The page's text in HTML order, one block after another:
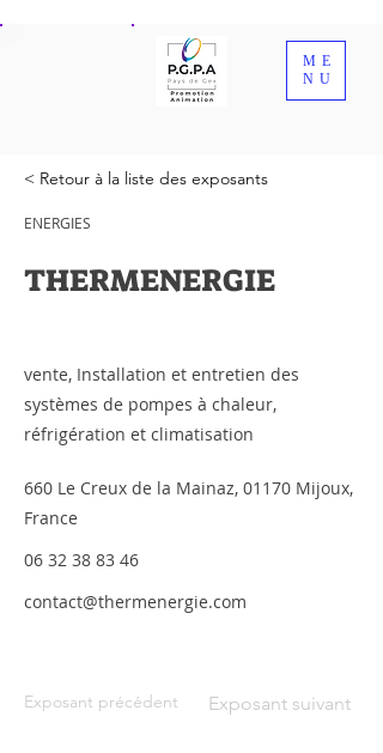
ME
NU
< Retour à la liste des exposants
ENERGIES
THERMENERGIE
vente, Installation et entretien des
systèmes de pompes à chaleur,
réfrigération et climatisation
660 Le Creux de la Mainaz, 01170 Mijoux,
France
06 32 38 83 46
contact@thermenergie.com
Exposant précédent Exposant suivant